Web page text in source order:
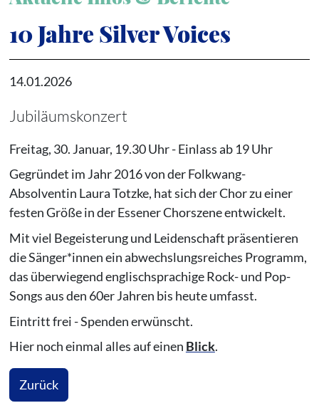
10 Jahre Silver Voices
14.01.2026
Jubiläumskonzert
Freitag, 30. Januar, 19.30 Uhr - Einlass ab 19 Uhr
Gegründet im Jahr 2016 von der Folkwang-
Absolventin Laura Totzke, hat sich der Chor zu einer
festen Größe in der Essener Chorszene entwickelt.
Mit viel Begeisterung und Leidenschaft präsentieren
die Sänger*innen ein abwechslungsreiches Programm,
das überwiegend englischsprachige Rock- und Pop-
Songs aus den 60er Jahren bis heute umfasst.
Eintritt frei - Spenden erwünscht.
Hier noch einmal alles auf einen Blick.
Zurück